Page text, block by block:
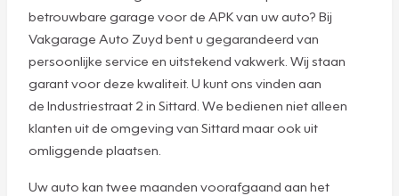
betrouwbare garage voor de APK van uw auto? Bij
Vakgarage Auto Zuyd bent u gegarandeerd van
persoonlijke service en uitstekend vakwerk. Wij staan
garant voor deze kwaliteit. U kunt ons vinden aan
de Industriestraat 2 in Sittard. We bedienen niet alleen
klanten uit de omgeving van Sittard maar ook uit
omliggende plaatsen.
Uw auto kan twee maanden voorafgaand aan het